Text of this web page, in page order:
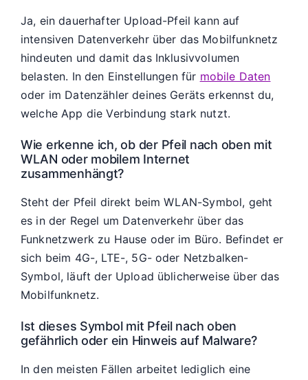
Ja, ein dauerhafter Upload-Pfeil kann auf
intensiven Datenverkehr über das Mobilfunknetz
hindeuten und damit das Inklusivvolumen
belasten. In den Einstellungen für mobile Daten
oder im Datenzähler deines Geräts erkennst du,
welche App die Verbindung stark nutzt.
Wie erkenne ich, ob der Pfeil nach oben mit
WLAN oder mobilem Internet
zusammenhängt?
Steht der Pfeil direkt beim WLAN-Symbol, geht
es in der Regel um Datenverkehr über das
Funknetzwerk zu Hause oder im Büro. Befindet er
sich beim 4G-, LTE-, 5G- oder Netzbalken-
Symbol, läuft der Upload üblicherweise über das
Mobilfunknetz.
Ist dieses Symbol mit Pfeil nach oben
gefährlich oder ein Hinweis auf Malware?
In den meisten Fällen arbeitet lediglich eine